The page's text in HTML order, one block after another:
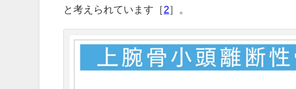
と考えられています［2］。